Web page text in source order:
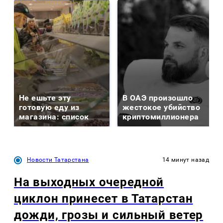
Не ешьте эту
готовую еду из
магазина: список
В ОАЭ произошло
жестокое убийство
криптомиллионера
Новости Татарстана 14 минут назад
На выходных очередной
циклон принесет в Татарстан
дожди, грозы и сильный ветер